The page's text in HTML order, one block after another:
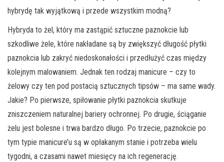
hybrydę tak wyjątkową i przede wszystkim modną?
Hybryda to żel, który ma zastąpić sztuczne paznokcie lub
szkodliwe żele, które nakładane są by zwiększyć długość płytki
paznokcia lub zakryć niedoskonałości i przedłużyć czas między
kolejnym malowaniem. Jednak ten rodzaj manicure – czy to
żelowy czy ten pod postacią sztucznych tipsów – ma same wady.
Jakie? Po pierwsze, spiłowanie płytki paznokcia skutkuje
zniszczeniem naturalnej bariery ochronnej. Po drugie, ściąganie
żelu jest bolesne i trwa bardzo długo. Po trzecie, paznokcie po
tym typie manicure’u są w opłakanym stanie i potrzeba wielu
tygodni, a czasami nawet miesięcy na ich regenerację.